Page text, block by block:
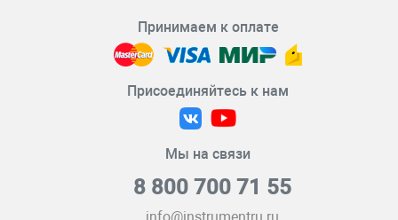
Принимаем к оплате
Присоединяйтесь к нам
Мы на связи
8 800 700 71 55
info@instrumentru.ru